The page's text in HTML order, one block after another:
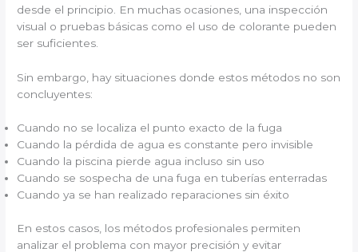
desde el principio. En muchas ocasiones, una inspección
visual o pruebas básicas como el uso de colorante pueden
ser suficientes.
Sin embargo, hay situaciones donde estos métodos no son
concluyentes:
Cuando no se localiza el punto exacto de la fuga
Cuando la pérdida de agua es constante pero invisible
Cuando la piscina pierde agua incluso sin uso
Cuando se sospecha de una fuga en tuberías enterradas
Cuando ya se han realizado reparaciones sin éxito
En estos casos, los métodos profesionales permiten
analizar el problema con mayor precisión y evitar